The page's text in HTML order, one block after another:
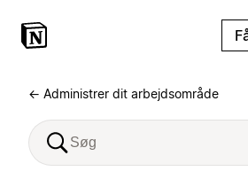
← Administrer dit arbejdsområde